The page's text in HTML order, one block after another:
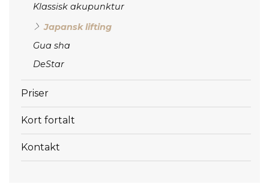
Klassisk akupunktur
Japansk lifting
Gua sha
DeStar
Priser
Kort fortalt
Kontakt